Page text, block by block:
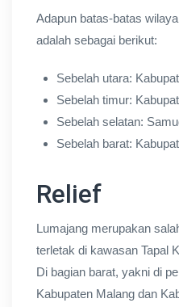
Adapun batas-batas
adalah sebagai berikut:
Sebelah utara:
Sebelah timur:
Sebelah selatan:
Sebelah barat:
Relief
Lumajang merupakan
terletak di kawasan Tapal
Di bagian barat, yakni di
Kabupaten Malang dan